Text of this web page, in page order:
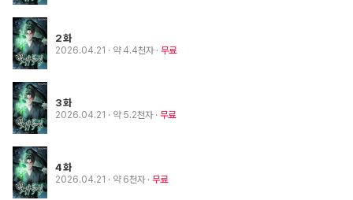
2화
2026.04.21 · 약 4.4천자 무료
3화
2026.04.21 · 약 5.2천자 무료
4화
2026.04.21 · 약 6천자 무료